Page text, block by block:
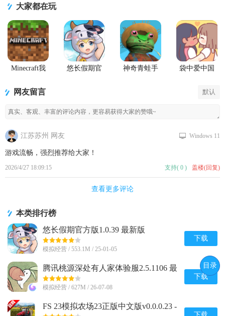
大家都在玩
Minecraft我
悠长假期官
神奇青蛙手
袋中爱中国
网友留言 默认
江苏苏州 网友
2026/4/27 18:09:15
游戏流畅，强烈推荐给大家！
Windows 11
支持( 0 ) 盖楼(回复)
查看更多评论
本类排行榜
悠长假期官方版1.0.39 最新版
模拟经营 / 553.1M / 25-01-05
下载
腾讯桃源深处有人家体验服2.5.1106 最
新版
模拟经营 / 627M / 26-07-08
下载
FS 23模拟农场23正版中文版v0.0.0.23 -
目录